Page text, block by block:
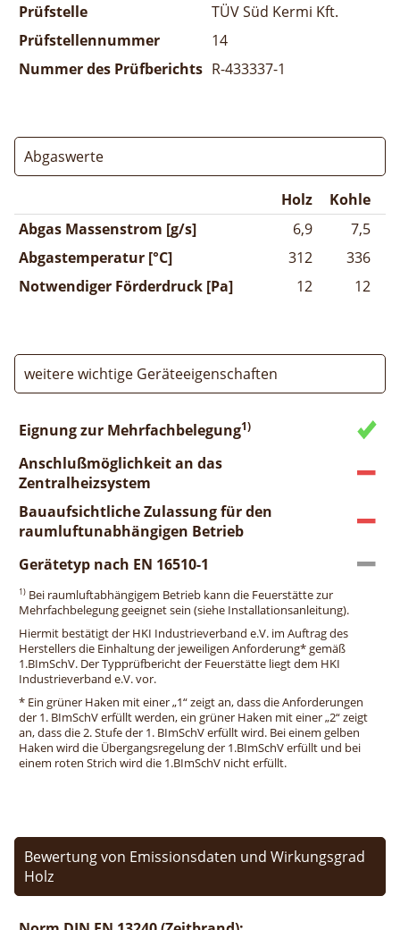
Prüfstelle
TÜV Süd Kermi Kft.
Prüfstellennummer
14
Nummer des Prüfberichts R-433337-1
Abgaswerte
Holz
Kohle
Abgas Massenstrom [g/s]
6,9
7,5
Abgastemperatur [°C]
312
336
Notwendiger Förderdruck [Pa]
12 12
weitere wichtige Geräteeigenschaften
Eignung zur Mehrfachbelegung1)
Anschlußmöglichkeit an das
Zentralheizsystem
Bauaufsichtliche Zulassung für den
raumluftunabhängigen Betrieb
Gerätetyp nach EN 16510-1
1) Bei raumluftabhängigem Betrieb kann die Feuerstätte zur
Mehrfachbelegung geeignet sein (siehe Installationsanleitung).
Hiermit bestätigt der HKI Industrieverband e.V. im Auftrag des
Herstellers die Einhaltung der jeweiligen Anforderung* gemäß
1.BImSchV. Der Typprüfbericht der Feuerstätte liegt dem HKI
Industrieverband e.V. vor.
* Ein grüner Haken mit einer „1“ zeigt an, dass die Anforderungen
der 1. BImSchV erfüllt werden, ein grüner Haken mit einer „2“ zeigt
an, dass die 2. Stufe der 1. BImSchV erfüllt wird. Bei einem gelben
Haken wird die Übergangsregelung der 1.BImSchV erfüllt und bei
einem roten Strich wird die 1.BImSchV nicht erfüllt.
Bewertung von Emissionsdaten und Wirkungsgrad
Holz